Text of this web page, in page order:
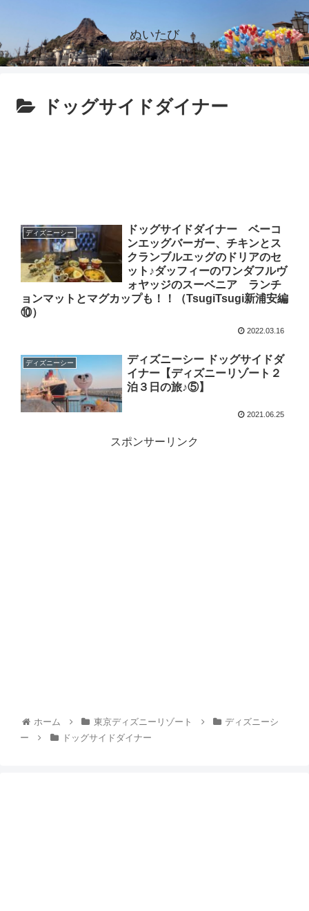
ぬいたび
ドッグサイドダイナー
ディズニーシー
ドッグサイドダイナー ベーコ
ンエッグバーガー、チキンとス
クランブルエッグのドリアのセ
ット♪ダッフィーのワンダフルヴ
ォヤッジのスーベニア ランチ
ョンマットとマグカップも！！（TsugiTsugi新浦安編
⑩）
2022.03.16
ディズニーシー
ディズニーシー ドッグサイドダ
イナー【ディズニーリゾート２
泊３日の旅♪⑤】
2021.06.25
スポンサーリンク
ホーム 東京ディズニーリゾート
ディズニーシ
ー
ドッグサイドダイナー